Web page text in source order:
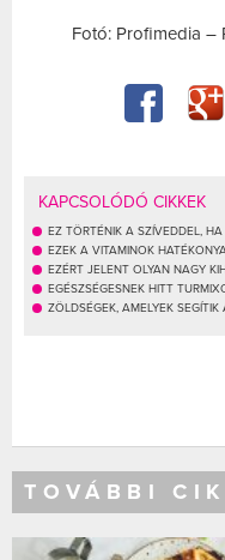
Fotó: Profimedia –
KAPCSOLÓDÓ CIKKEK
EZ TÖRTÉNIK A SZÍVEDDEL,
EZEK A VITAMINOK
EZÉRT JELENT OLYAN NAGY
EGÉSZSÉGESNEK HITT
ZÖLDSÉGEK, AMELYEK
TOVÁBBI